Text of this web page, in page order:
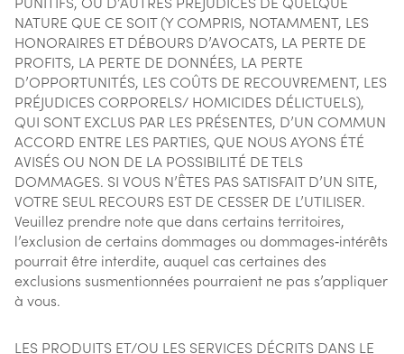
NATURE QUE CE SOIT (Y COMPRIS, NOTAMMENT, LES
HONORAIRES ET DÉBOURS D’AVOCATS, LA PERTE DE
PROFITS, LA PERTE DE DONNÉES, LA PERTE
D’OPPORTUNITÉS, LES COÛTS DE RECOUVREMENT, LES
PRÉJUDICES CORPORELS/ HOMICIDES DÉLICTUELS),
QUI SONT EXCLUS PAR LES PRÉSENTES, D’UN COMMUN
ACCORD ENTRE LES PARTIES, QUE NOUS AYONS ÉTÉ
AVISÉS OU NON DE LA POSSIBILITÉ DE TELS
DOMMAGES. SI VOUS N’ÊTES PAS SATISFAIT D’UN SITE,
VOTRE SEUL RECOURS EST DE CESSER DE L’UTILISER.
Veuillez prendre note que dans certains territoires,
l’exclusion de certains dommages ou dommages‑intérêts
pourrait être interdite, auquel cas certaines des
exclusions susmentionnées pourraient ne pas s’appliquer
à vous.
LES PRODUITS ET/OU LES SERVICES DÉCRITS DANS LE